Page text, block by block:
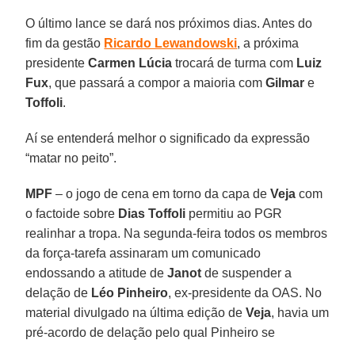
O último lance se dará nos próximos dias. Antes do
fim da gestão Ricardo Lewandowski, a próxima
presidenteCarmen Lúcia trocará de turma com Luiz
Fux, que passará a compor a maioria comGilmar e
Toffoli.
Aí se entenderá melhor o significado da expressão
“matar no peito”.
MPF – o jogo de cena em torno da capa deVeja com
o factoide sobre Dias Toffoli permitiu ao PGR
realinhar a tropa. Na segunda-feira todos os membros
da força-tarefa assinaram um comunicado
endossando a atitude deJanot de suspender a
delação de Léo Pinheiro, ex-presidente da OAS. No
material divulgado na última edição deVeja, havia um
pré-acordo de delação pelo qual Pinheiro se